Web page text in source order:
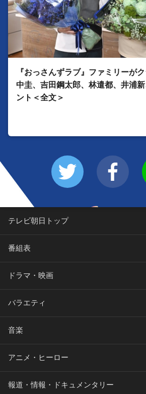
『おっさんずラブ』ファミリーが
中圭、吉田鋼太郎、林遣都、井浦
ント＜全文＞
テレビ朝日トップ
番組表
ドラマ・映画
バラエティ
音楽
アニメ・ヒーロー
報道・情報・ドキュメンタリー